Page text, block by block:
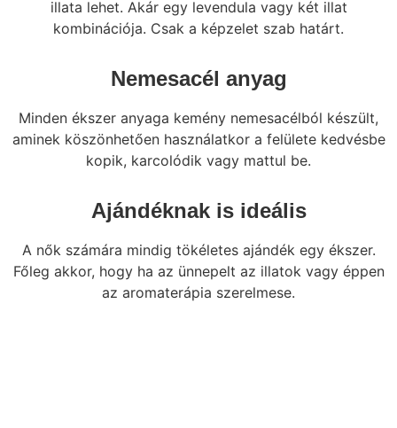
illata lehet. Akár egy levendula vagy két illat
kombinációja. Csak a képzelet szab határt.
Nemesacél anyag
Minden ékszer anyaga kemény nemesacélból készült,
aminek köszönhetően használatkor a felülete kedvésbe
kopik, karcolódik vagy mattul be.
Ajándéknak is ideális
A nők számára mindig tökéletes ajándék egy ékszer.
Főleg akkor, hogy ha az ünnepelt az illatok vagy éppen
az aromaterápia szerelmese.